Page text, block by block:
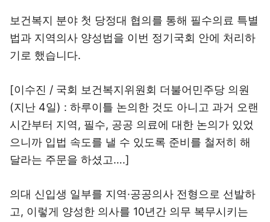
보건복지 분야 첫 당정대 협의를 통해 필수의료 특별
법과 지역의사 양성법을 이번 정기국회 안에 처리하
기로 했습니다.
[이수진 / 국회 보건복지위원회 더불어민주당 의원
(지난 4일) : 하루이틀 논의한 것도 아니고 과거 오랜
시간부터 지역, 필수, 공공 의료에 대한 논의가 있었
으니까 입법 속도를 낼 수 있도록 준비를 철저히 해
달라는 주문을 하셨고….]
의대 신입생 일부를 지역·공공의사 전형으로 선발하
고, 이렇게 양성한 의사를 10년간 의무 복무시키는